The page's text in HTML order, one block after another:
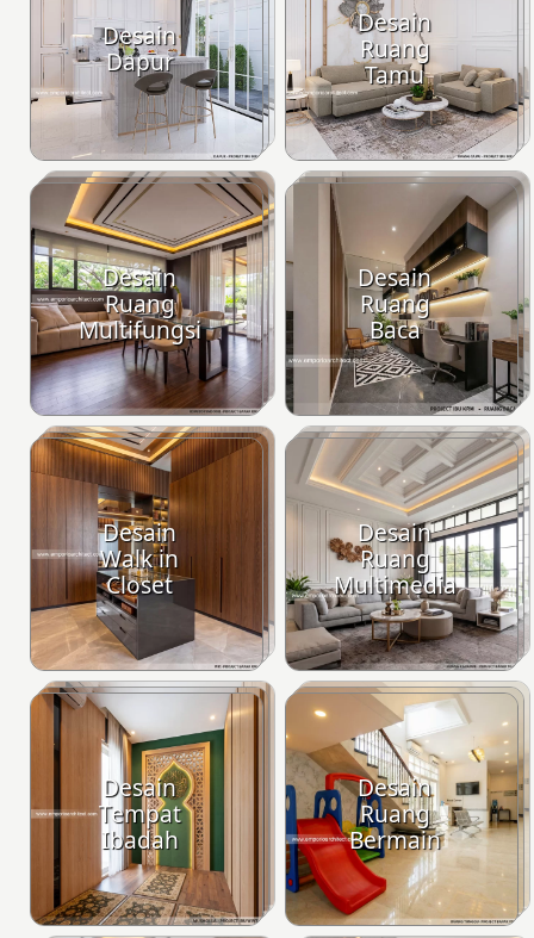
Desain
Dapur
Desain
Ruang
Tamu
Desain
Ruang
Multifungsi
Desain
Ruang
Baca
Desain
Walk in
Closet
Desain
Ruang
Multimedia
Desain
Tempat
Ibadah
Desain
Ruang
Bermain